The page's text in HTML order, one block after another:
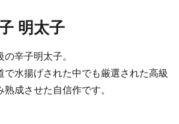
明太子
辛子明太子。
水揚げされた中でも厳選された高級
成させた自信作です。